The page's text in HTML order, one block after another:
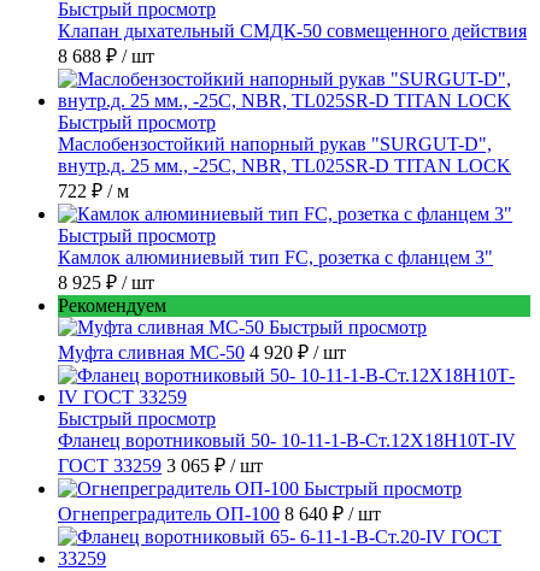
Быстрый просмотр
Клапан дыхательный СМДК-50 совмещенного действия
8 688 ₽ / шт
Быстрый просмотр
Маслобензостойкий напорный рукав "SURGUT-D",
внутр.д. 25 мм., -25C, NBR, TL025SR-D TITAN LOCK
722 ₽ / м
Быстрый просмотр
Камлок алюминиевый тип FC, розетка с фланцем 3"
8 925 ₽ / шт
Рекомендуем
Быстрый просмотр
Муфта сливная МС-50 4 920 ₽ / шт
Быстрый просмотр
Фланец воротниковый 50- 10-11-1-B-Ст.12Х18Н10Т-IV
ГОСТ 33259 3 065 ₽ / шт
Быстрый просмотр
Огнепреградитель ОП-100 8 640 ₽ / шт